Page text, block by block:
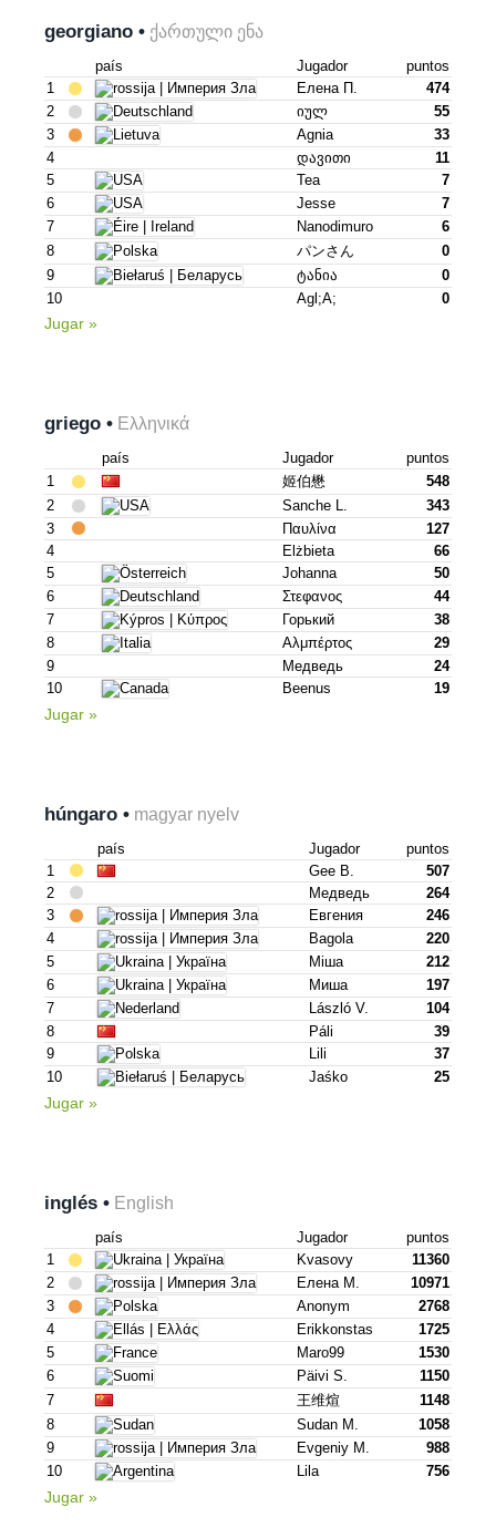
georgiano • ქართული ენა
país Jugador
puntos
1
Елена П.
474
2
Იულ
55
3
Agnia
33
4
Დავითი
11
5
Tea
7
6
Jesse
7
7
Nanodimuro
6
8
パンさん
0
9
Ტანია
0
10
Agl;a; 0
Jugar »
griego • Ελληνικά
país Jugador
puntos
1
姬伯懋
548
2
Sanche L.
343
3
Παυλίνα
127
4
Elżbieta
66
5
Johanna
50
6
Στεφανος
44
7
Горький
38
8
Αλμπέρτος
29
9
Медведь
24
10
Beenus 19
Jugar »
húngaro • magyar nyelv
país Jugador
puntos
1
Gee B.
507
2
Медведь
264
3
Евгения
246
4
Bagola
220
5
Mіша
212
6
Mиша
197
7
László V.
104
8
Páli
39
9
Lili
37
10
Jaśko 25
Jugar »
inglés • English
país Jugador
puntos
1
Kvasovy
11360
2
Елена М.
10971
3
Anonym
2768
4
Erikkonstas
1725
5
Maro99
1530
6
Päivi S.
1150
7
王维煊
1148
8
Sudan M.
1058
9
Evgeniy M.
988
10
Lila 756
Jugar »